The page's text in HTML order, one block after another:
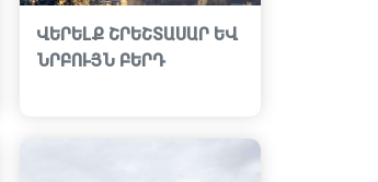
ՎԵՐԵԼՔ ՇՐԵՇՏԱՍԱՐ ԵՎ
ՆՐԲՈՒՅՆ ԲԵՐԴ